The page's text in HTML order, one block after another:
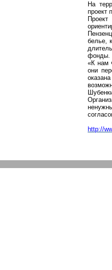
На
проект
белье,
фонды.
«К нам
они
http://